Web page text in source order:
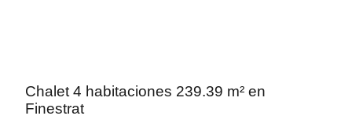
Chalet 4 habitaciones 239.39 m² en
Finestrat